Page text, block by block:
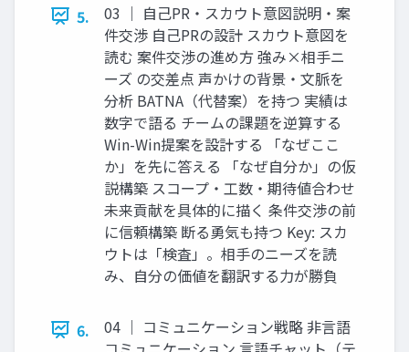
5.
03 ｜ 自己PR・スカウト意図説明・案
件交渉 自己PRの設計 スカウト意図を
読む 案件交渉の進め方 強み×相手ニ
ーズ の交差点 声かけの背景・文脈を
分析 BATNA（代替案）を持つ 実績は
数字で語る チームの課題を逆算する
Win-Win提案を設計する 「なぜここ
か」を先に答える 「なぜ自分か」の仮
説構築 スコープ・工数・期待値合わせ
未来貢献を具体的に描く 条件交渉の前
に信頼構築 断る勇気も持つ Key: スカ
ウトは「検査」。相手のニーズを読
み、自分の価値を翻訳する力が勝負
6.
04 ｜ コミュニケーション戦略 非言語